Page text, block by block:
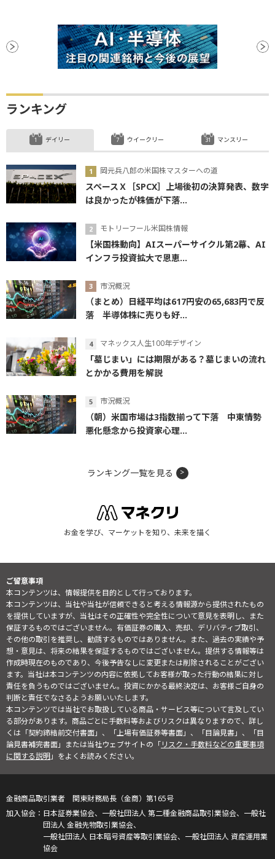
ランキング
デイリー
岡元兵八郎の米国株マスターへの道
スペースＸ［SPCX］上場後初の決算発表、数字
は良かったが株価が下落...
モトリーフール米国株情報
【米国株動向】AIスーパーサイクル第2幕、AI
インフラ投資拡大で恩恵...
市況概況
（まとめ）日経平均は617円安の65,683円で反
落 半導体株に売りも好...
マネックス人生100年デザイン
「墓じまい」には期限がある？墓じまいの流れ
とかかる費用を解説
市況概況
（朝）米国市場は3指数揃って下落 中東情勢
悪化懸念から投資家心理...
ウイークリー マンスリー
ランキング一覧を見る
お金を学び、マーケットを知り、未来を描く
ご留意事項
本コンテンツは、情報提供を目的として行っております。
本コンテンツは、当社や当社が信頼できると考える情報源から提供されたもの
を提供していますが、当社はその正確性や完全性について意見を表明し、また
保証するものではございません。有価証券の購入、売却、デリバティブ取引、
その他の取引を推奨し、勧誘するものではありません。また、過去の実績や予
想・意見は、将来の結果を保証するものではございません。提供する情報等は
作成時現在のものであり、今後予告なしに変更または削除されることがござい
ます。当社は本コンテンツの内容に依拠してお客様が取った行動の結果に対し
責任を負うものではございません。投資にかかる最終決定は、お客様ご自身の
判断と責任でなさるようお願いいたします。
本コンテンツでは当社でお取扱している商品・サービス等について言及してい
る部分があります。商品ごとに手数料等およびリスクは異なりますので、詳し
くは「契約締結前交付書面」、「上場有価証券等書面」、「目論見書」、「目
論見書補完書面」または当社ウェブサイトの「リスク・手数料などの重要事項
に関する説明」をよくお読みください。
金融商品取引業者 関東財務局長（金商）第165号
日本証券業協会、一般社団法人 第二種金融商品取引業協会、一般社
団法人 金融先物取引業協会、
一般社団法人 日本暗号資産等取引業協会、一般社団法人 資産運用業
協会